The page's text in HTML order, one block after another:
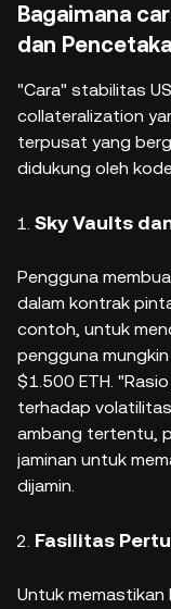
Bagaimana
dan
"Cara" stabilitas
collateralization
terpusat yang
didukung oleh
Sky Vaults
Pengguna
dalam kontrak
contoh, untuk
pengguna
$1.500 ETH.
terhadap volatilitas
ambang tertentu,
jaminan untuk
dijamin.
Fasilitas
Untuk